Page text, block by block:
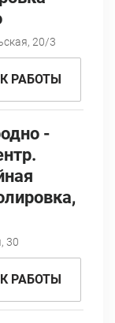
20/3
РАБОТЫ
-
30
РАБОТЫ